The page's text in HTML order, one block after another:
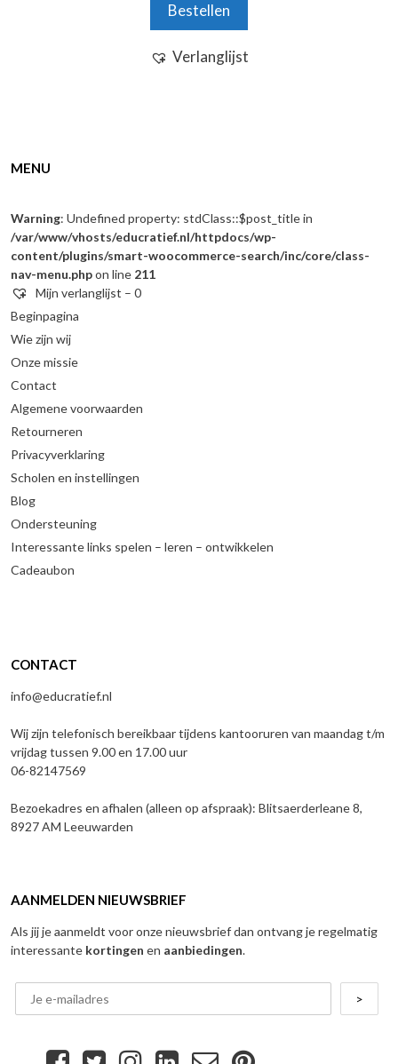
Bestellen
Verlanglijst
MENU
Warning: Undefined property: stdClass::$post_title in
/var/www/vhosts/educratief.nl/httpdocs/wp-
content/plugins/smart-woocommerce-search/inc/core/class-
nav-menu.phpon line 211
Mijn verlanglijst – 0
Beginpagina
Wie zijn wij
Onze missie
Contact
Algemene voorwaarden
Retourneren
Privacyverklaring
Scholen en instellingen
Blog
Ondersteuning
Interessante links spelen – leren – ontwikkelen
Cadeaubon
CONTACT
info@educratief.nl
Wij zijn telefonisch bereikbaar tijdens kantooruren van maandag t/m
vrijdag tussen 9.00 en 17.00 uur
06-82147569
Bezoekadres en afhalen (alleen op afspraak): Blitsaerderleane 8,
8927 AM Leeuwarden
AANMELDEN NIEUWSBRIEF
Als jij je aanmeldt voor onze nieuwsbrief dan ontvang je regelmatig
interessante kortingen en aanbiedingen.